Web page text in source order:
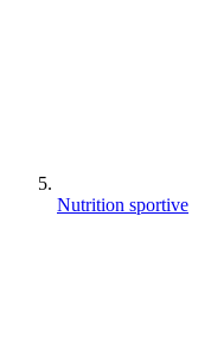
Nutrition sportive